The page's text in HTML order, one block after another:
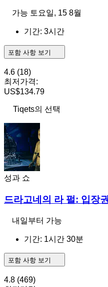
가능 토요일, 15 8월
기간: 3시간
포함 사항 보기
4.6 (18)
최저가격:
US$134.79
Tiqets의 선택
성과 쇼
드라고네의 라 펄: 입장권
내일부터 가능
기간: 1시간 30분
포함 사항 보기
4.8 (469)